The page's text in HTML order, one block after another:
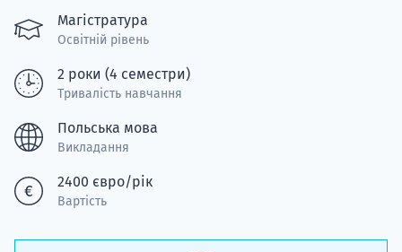
Магістратура
Освітній рівень
2 роки (4 семестри)
Тривалість навчання
Польська мова
Викладання
2400 євро/рік
Вартість